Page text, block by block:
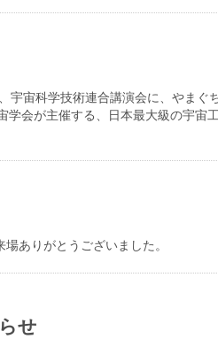
宇宙科学技術連合講演会に、やまぐ
会が主催する、日本最大級の宇宙
ありがとうございました。
せ